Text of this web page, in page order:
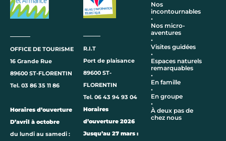
OFFICE DE TOURISME
16 Grande Rue
89600 ST-FLORENTIN
Tel. 03 86 35 11 86
Horaires d’ouverture
D’avril à octobre
du lundi au samedi :
R.I.T
Port de plaisance
89600 ST-
FLORENTIN
Tel. 06 43 94 93 04
Horaires
d’ouverture 2026
Jusqu’au 27 mars :
Nos
incontournables
•
Nos micro-
aventures
•
Visites guidées
•
Espaces naturels
remarquables
•
En famille
•
En groupe
•
À deux pas de
chez nous